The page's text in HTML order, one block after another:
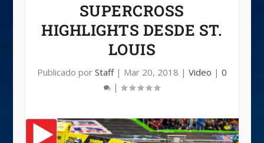
SUPERCROSS
HIGHLIGHTS DESDE ST.
LOUIS
Publicado por Staff| Mar 20, 2018 | Video | 0
|